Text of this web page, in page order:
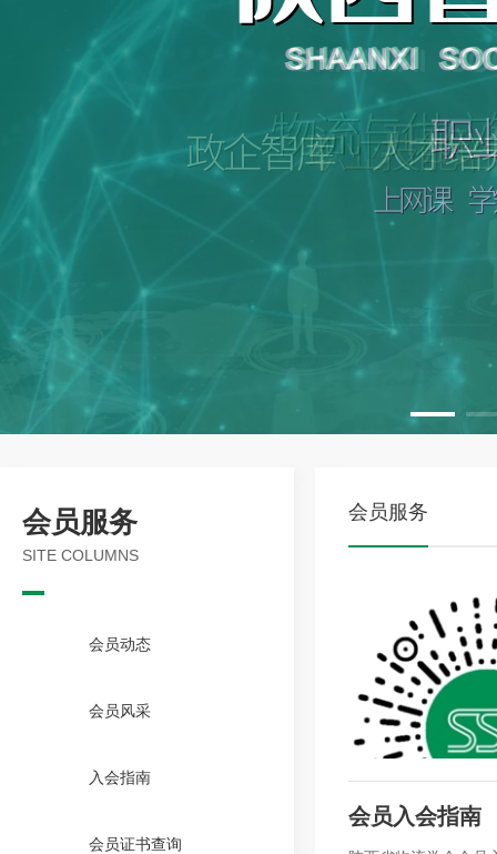
会员服务
SITE COLUMNS
会员动态
会员风采
入会指南
会员证书查询
会员服务
会员入会指南